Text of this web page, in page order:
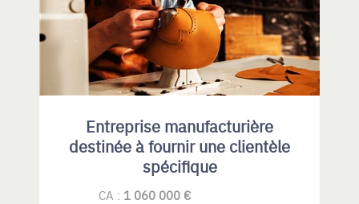
Entreprise manufacturière
destinée à fournir une clientèle
spécifique
CA : 1 060 000 €